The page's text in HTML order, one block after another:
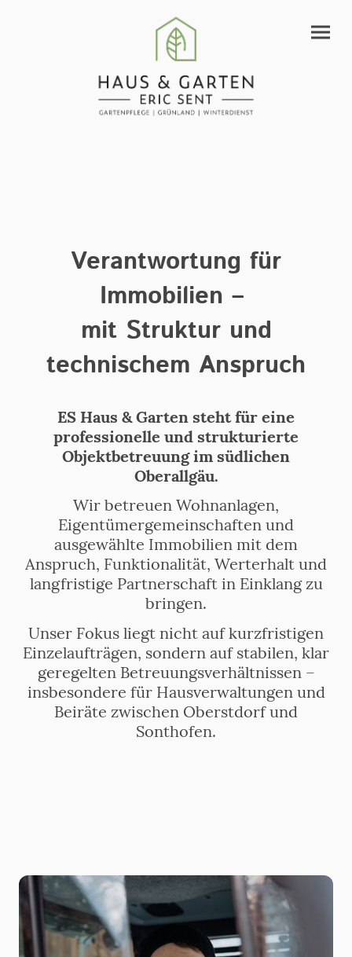
Verantwortung für
Immobilien –
mit Struktur und
technischem Anspruch
ES Haus & Garten steht für eine
professionelle und strukturierte
Objektbetreuung im südlichen
Oberallgäu.
Wir betreuen Wohnanlagen,
Eigentümergemeinschaften und
ausgewählte Immobilien mit dem
Anspruch, Funktionalität, Werterhalt und
langfristige Partnerschaft in Einklang zu
bringen.
Unser Fokus liegt nicht auf kurzfristigen
Einzelaufträgen, sondern auf stabilen, klar
geregelten Betreuungsverhältnissen –
insbesondere für Hausverwaltungen und
Beiräte zwischen Oberstdorf und
Sonthofen.